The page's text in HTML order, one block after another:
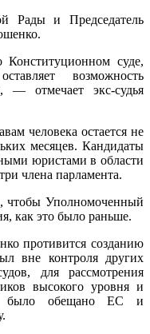
Рады и Председатель
суде,
возможность
— отмечает экс-судья
человека остается не
месяцев. Кандидаты
юристами в области
члена парламента.
чтобы Уполномоченный
как это было раньше.
противится созданию
вне контроля других
для рассмотрения
высокого уровня и
было обещано ЕС и